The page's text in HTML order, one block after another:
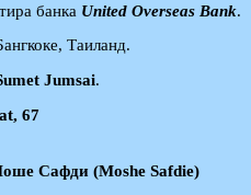
банка United Overseas Bank.
Таиланд.
Jumsai.
67
Сафди (Moshe Safdie)